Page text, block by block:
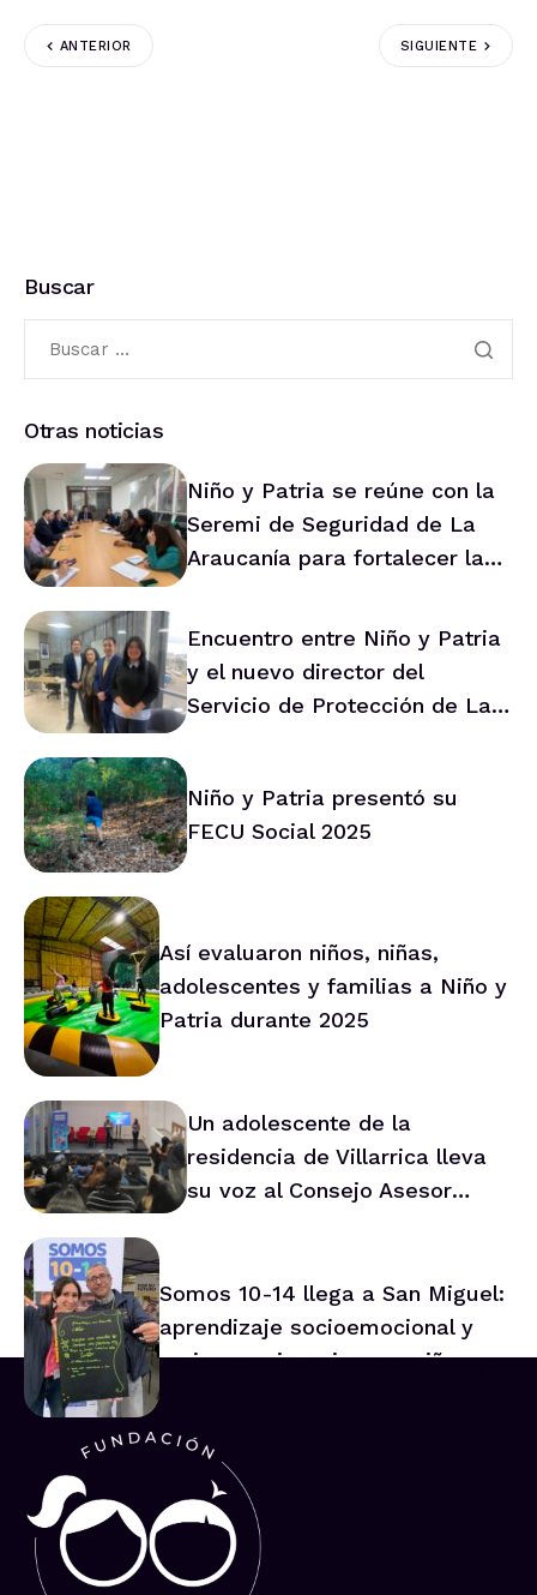
ANTERIOR SIGUIENTE
Buscar
Otras noticias
Niño y Patria se reúne con la
Seremi de Seguridad de La
Araucanía para fortalecer la
Encuentro entre Niño y Patria
y el nuevo director del
Servicio de Protección de La
Niño y Patria presentó su
FECU Social 2025
Así evaluaron niños, niñas,
adolescentes y familias a Niño y
Patria durante 2025
Un adolescente de la
residencia de Villarrica lleva
su voz al Consejo Asesor
Somos 10-14 llega a San Miguel:
aprendizaje socioemocional y
mejor convivencia para niños y